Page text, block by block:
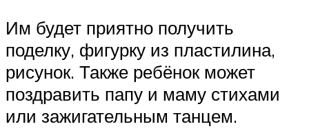
Им будет приятно получить
поделку, фигурку из пластилина,
рисунок. Также ребёнок может
поздравить папу и маму стихами
или зажигательным танцем.